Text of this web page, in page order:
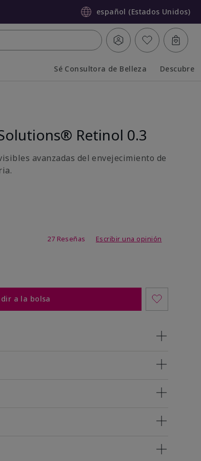
español (Estados Unidos)
Sé Consultora de Belleza Descubre
Retinol 0.3
avanzadas del envejecimiento de
27 Reseñas Escribir una opinión
a la bolsa